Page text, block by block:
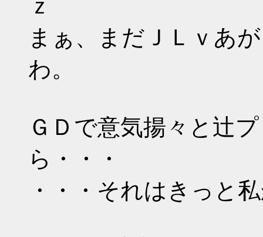
ｚ
まぁ、まだＪＬｖあ
わ。
ＧＤで意気揚々と辻
ら・・・
・・・それはきっと